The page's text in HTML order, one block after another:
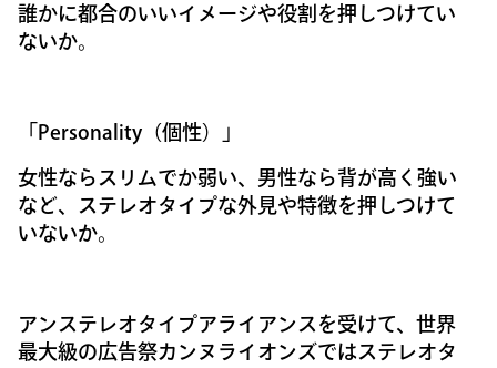
誰かに都合のいいイメージや役割を押しつけてい
ないか。
「Personality（個性）」
女性ならスリムでか弱い、男性なら背が高く強い
など、ステレオタイプな外見や特徴を押しつけて
いないか。
アンステレオタイプアライアンスを受けて、世界
最大級の広告祭カンヌライオンズではステレオタ